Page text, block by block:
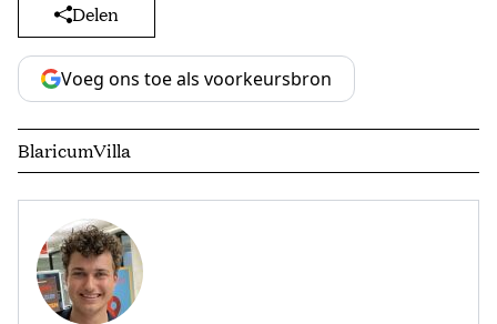
Delen
Voeg ons toe als voorkeursbron
BlaricumVilla